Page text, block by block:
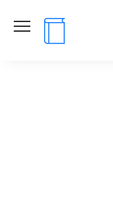
содержанию